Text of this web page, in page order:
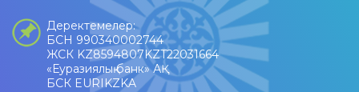
Деректемелер:
БСН 990340002744
ЖСК KZ8594807KZT22031664
«Еуразиялық банк» АҚ
БСК EURIKZKA